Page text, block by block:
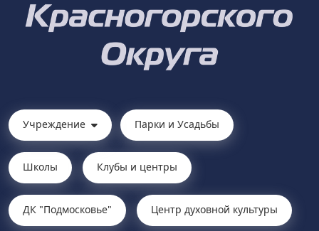
Учреждение Парки и Усадьбы
Школы Клубы и центры
ДК "Подмосковье" Центр духовной культуры